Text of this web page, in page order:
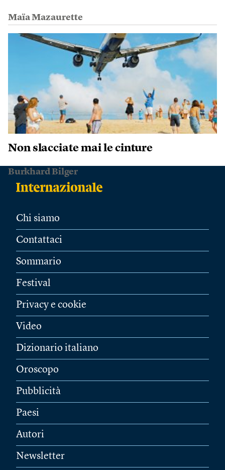
Maïa Mazaurette
Non slacciate mai le cinture
Burkhard Bilger
Chi siamo
Contattaci
Sommario
Festival
Privacy e cookie
Video
Dizionario italiano
Oroscopo
Pubblicità
Paesi
Autori
Newsletter